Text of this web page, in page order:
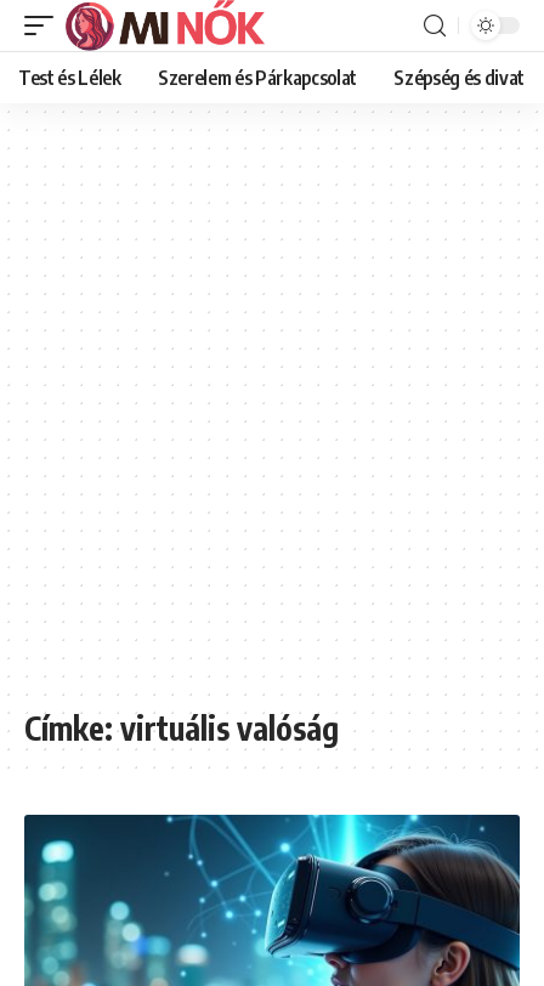
Test és Lélek Szerelem és Párkapcsolat Szépség és divat
Címke:virtuális valóság